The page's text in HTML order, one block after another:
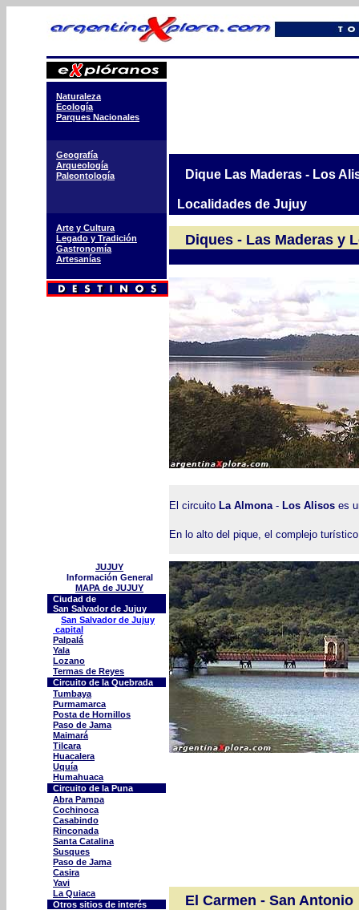
Naturaleza
Ecología
Parques Nacionales
Geografía
Arqueología
Paleontología
Dique Las Maderas - Los
Localidades de Jujuy
Arte y Cultura
Legado y Tradición
Gastronomía
Artesanías
Diques - Las Maderas y
El circuito La Almona- Los Alisos es
En lo alto del pique, el complejo
JUJUY
Información General
MAPA de JUJUY
Ciudad de
San Salvador de Jujuy
San Salvador de Jujuy
capital
Palpalá
Yala
Lozano
Termas de Reyes
Circuito de la Quebrada
Tumbaya
Purmamarca
Posta de Hornillos
Paso de Jama
Maimará
Tilcara
Huacalera
Uquía
Humahuaca
Circuito de la Puna
Abra Pampa
Cochinoca
Casabindo
Rinconada
Santa Catalina
Susques
Paso de Jama
Casira
Yavi
La Quiaca
Otros sitios de interés
El Carmen - San Antonio